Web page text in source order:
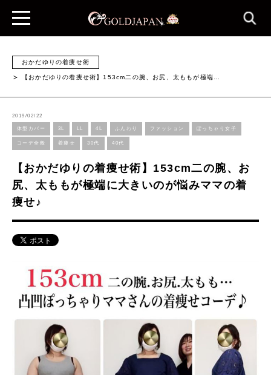
おかだゆりの着痩せ術
【おかだゆりの着痩せ術】153cm二の腕、お尻、太ももが極端…
2019/02/22
体型カバー 3L LL 4L ふんわり ファッション ぽっちゃり女子
コーデ全般 着痩せ 30代 40代
【おかだゆりの着痩せ術】153cm二の腕、お
尻、太ももが極端に大きいのが悩みママの着
痩せ♪